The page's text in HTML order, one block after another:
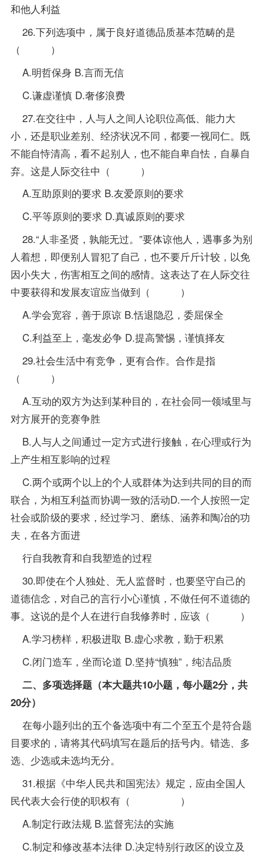
和他人利益
26.下列选项中，属于良好道德品质基本范畴的是
（ ）
A.明哲保身 B.言而无信
C.谦虚谨慎 D.奢侈浪费
27.在交往中，人与人之间人论职位高低、能力大
小，还是职业差别、经济状况不同，都要一视同仁。既
不能自恃清高，看不起别人，也不能自卑自怯，自暴自
弃。这是人际交往中（ ）
A.互助原则的要求 B.友爱原则的要求
C.平等原则的要求 D.真诚原则的要求
28.“人非圣贤，孰能无过。”要体谅他人，遇事多为别
人着想，即便别人冒犯了自己，也不要斤斤计较，以免
因小失大，伤害相互之间的感情。这表达了在人际交往
中要获得和发展友谊应当做到（ ）
A.学会宽容，善于原谅 B.恬退隐忍，委屈保全
C.利益至上，毫发必争 D.提高警惕，谨慎择友
29.社会生活中有竞争，更有合作。合作是指
（ ）
A.互动的双方为达到某种目的，在社会同一领域里与
对方展开的竞赛争胜
B.人与人之间通过一定方式进行接触，在心理或行为
上产生相互影响的过程
C.两个或两个以上的个人或群体为达到共同的目的而
联合，为相互利益而协调一致的活动D.一个人按照一定
社会或阶级的要求，经过学习、磨练、涵养和陶冶的功
夫，在各方面进
行自我教育和自我塑造的过程
30.即使在个人独处、无人监督时，也要坚守自己的
道德信念，对自己的言行小心谨慎，不做任何不道德的
事。这说的是个人在进行自我修养时，应该（ ）
A.学习榜样，积极进取 B.虚心求教，勤于积累
C.闭门造车，坐而论道 D.坚持“慎独”，纯洁品质
二、多项选择题（本大题共10小题，每小题2分，共
20分）
在每小题列出的五个备选项中有二个至五个是符合题
目要求的，请将其代码填写在题后的括号内。错选、多
选、少选或未选均无分。
31.根据《中华人民共和国宪法》规定，应由全国人
民代表大会行使的职权有（ ）
A.制定行政法规 B.监督宪法的实施
C.制定和修改基本法律 D.决定特别行政区的设立及